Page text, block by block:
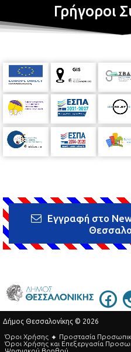
Γρήγοροι
Εγγραφή στο
Δήμος Θεσσαλονίκης © 2026
Όροι Χρήσης
Προστασία
Όροι Xρήσης και Eπεξεργασία